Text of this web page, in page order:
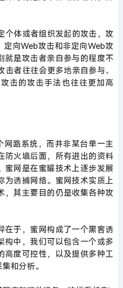
个体或者组织发起的攻击，攻
定向Web攻击和非定向Web攻
就是攻击者亲自参与的程度不
者往往会更多地亲自参与、
击的攻击手法也往往更加高
路系统，而并非某台单一主
防火墙后面，所有进出的资料
蜜网是在蜜罐技术上逐步发展
为诱捕网络。蜜网技术实质上
，其主要目的仍是收集各种攻
在于，蜜网构成了一个黑客诱
构中，我们可以包含一个或多
高度可控性，以及提供多种工
和分析。